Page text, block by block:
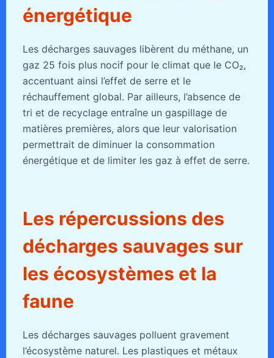
énergétique
Les décharges sauvages libèrent du méthane, un
gaz 25 fois plus nocif pour le climat que le CO₂,
accentuant ainsi l’effet de serre et le
réchauffement global. Par ailleurs, l’absence de
tri et de recyclage entraîne un gaspillage de
matières premières, alors que leur valorisation
permettrait de diminuer la consommation
énergétique et de limiter les gaz à effet de serre.
Les répercussions des
décharges sauvages sur
les écosystèmes et la
faune
Les décharges sauvages polluent gravement
l’écosystème naturel. Les plastiques et métaux